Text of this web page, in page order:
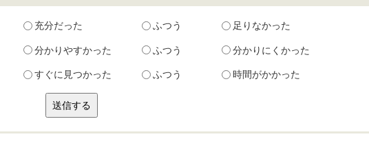
充分だった ふつう 足りなかった
分かりやすかった ふつう 分かりにくかった
すぐに見つかった ふつう 時間がかかった